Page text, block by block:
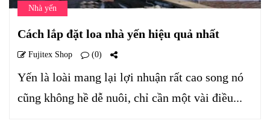
Nhà yến
Cách lắp đặt loa nhà yến hiệu quả nhất
Fujitex Shop (0)
Yến là loài mang lại lợi nhuận rất cao song nó
cũng không hề dễ nuôi, chỉ cần một vài điều...